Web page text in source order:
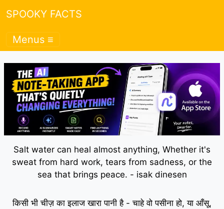
SPOOKY FACTS
Menus ≡
Salt water can heal almost anything, Whether it's
sweat from hard work, tears from sadness, or the
sea that brings peace. - isak dinesen
किसी भी चीज़ का इलाज खारा पानी है - चाहे वो पसीना हो, या आँसू,